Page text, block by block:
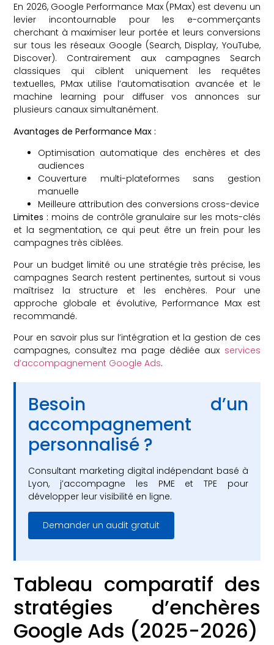
En 2026, Google Performance Max (PMax) est devenu un
levier incontournable pour les e-commerçants
cherchant à maximiser leur portée et leurs conversions
sur tous les réseaux Google (Search, Display, YouTube,
Discover). Contrairement aux campagnes Search
classiques qui ciblent uniquement les requêtes
textuelles, PMax utilise l’automatisation avancée et le
machine learning pour diffuser vos annonces sur
plusieurs canaux simultanément.
Avantages de Performance Max :
Optimisation automatique des enchères et des
audiences
Couverture multi-plateformes sans gestion
manuelle
Meilleure attribution des conversions cross-device
Limites : moins de contrôle granulaire sur les mots-clés
et la segmentation, ce qui peut être un frein pour les
campagnes très ciblées.
Pour un budget limité ou une stratégie très précise, les
campagnes Search restent pertinentes, surtout si vous
maîtrisez la structure et les enchères. Pour une
approche globale et évolutive, Performance Max est
recommandé.
Pour en savoir plus sur l’intégration et la gestion de ces
campagnes, consultez ma page dédiée aux services
d’accompagnement Google Ads.
Besoin d’un
accompagnement
personnalisé ?
Consultant marketing digital indépendant basé à
Lyon, j’accompagne les PME et TPE pour
développer leur visibilité en ligne.
Demander un audit gratuit
Tableau comparatif des
stratégies d’enchères
Google Ads (2025-2026)